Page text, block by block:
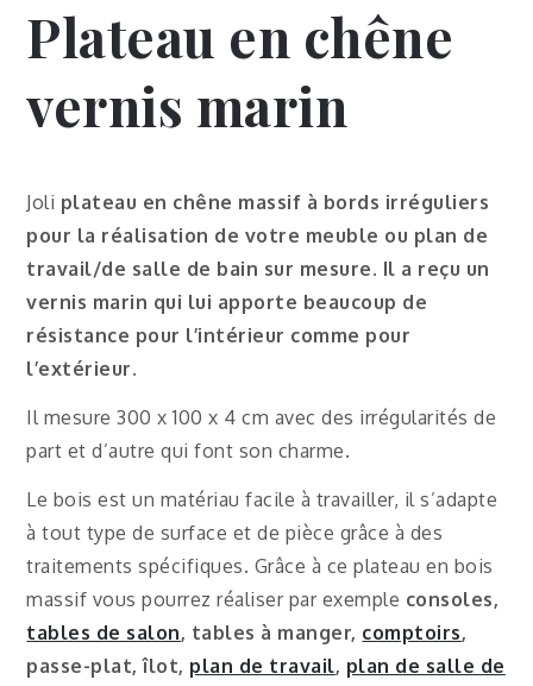
Plateau en chêne
vernis marin
Joli plateau en chêne massif à bords irréguliers
pour la réalisation de votre meuble ou plan de
travail/de salle de bain sur mesure. Il a reçu un
vernis marin qui lui apporte beaucoup de
résistance pour l’intérieur comme pour
l’extérieur.
Il mesure 300 x 100 x 4 cm avec des irrégularités de
part et d’autre qui font son charme.
Le bois est un matériau facile à travailler, il s’adapte
à tout type de surface et de pièce grâce à des
traitements spécifiques. Grâce à ce plateau en bois
massif vous pourrez réaliser par exemple consoles,
tables de salon, tables à manger, comptoirs,
passe-plat, îlot, plan de travail, plan de salle de